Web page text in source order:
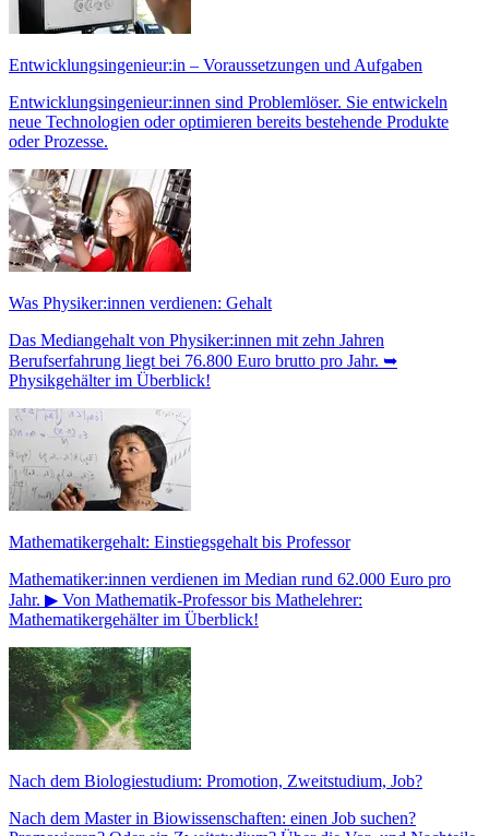
Entwicklungsingenieur:in – Voraussetzungen und Aufgaben
Entwicklungsingenieur:innen sind Problemlöser. Sie entwickeln
neue Technologien oder optimieren bereits bestehende Produkte
oder Prozesse.
Was Physiker:innen verdienen: Gehalt
Das Mediangehalt von Physiker:innen mit zehn Jahren
Berufserfahrung liegt bei 76.800 Euro brutto pro Jahr. ➥
Physikgehälter im Überblick!
Mathematikergehalt: Einstiegsgehalt bis Professor
Mathematiker:innen verdienen im Median rund 62.000 Euro pro
Jahr. ▶ Von Mathematik-Professor bis Mathelehrer:
Mathematikergehälter im Überblick!
Nach dem Biologiestudium: Promotion, Zweitstudium, Job?
Nach dem Master in Biowissenschaften: einen Job suchen?